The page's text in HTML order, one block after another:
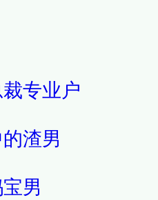
专业户
渣男
男